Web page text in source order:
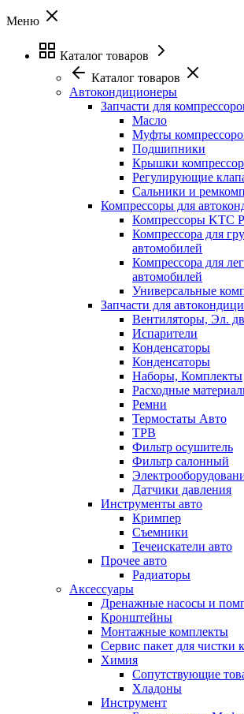
Меню
Каталог товаров
Каталог товаров
Автокондиционеры
Запчасти для
Масло
Муфты
Подшипники
Крышки
Регулирующие
Сальники и
Компрессоры для
Компрессоры KTC
Компрессора для
автомобилей
Компрессора для
автомобилей
Универсальные
Запчасти для
Вентиляторы, Эл.
Испарители
Конденсаторы
Конденсаторы
Наборы, Комплекты
Расходные
Ремни
Термостаты Авто
ТРВ
Фильтр осушитель
Фильтр салонный
Датчики давления
Инструменты авто
Кримпер
Съемники
Течеискатели авто
Прочее авто
Радиаторы
Аксессуары
Дренажные насосы и
Кронштейны
Монтажные комплекты
Сервис пакет для чистки
Химия
Сопутствующие
Хладоны
Инструмент